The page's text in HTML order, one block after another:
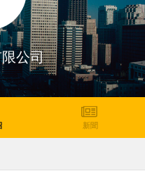
公司
新聞